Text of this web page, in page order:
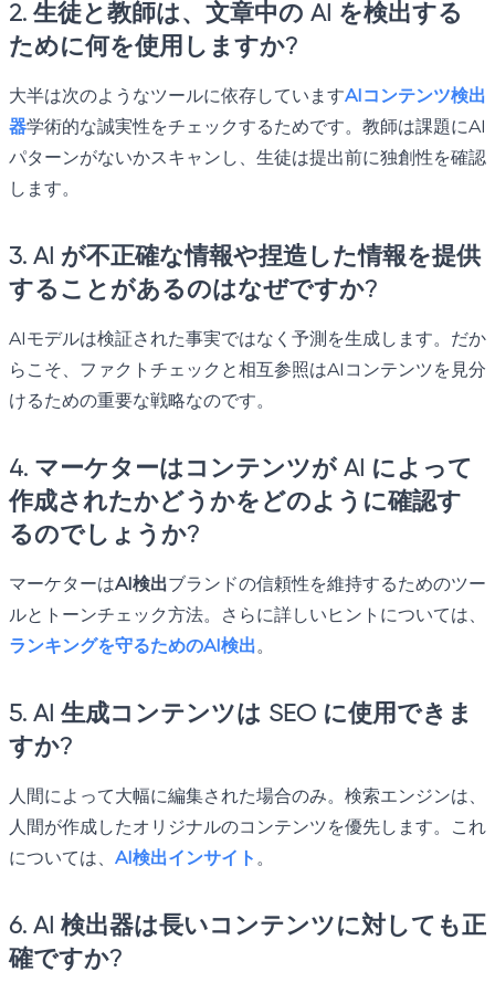
2. 生徒と教師は、文章中の AI を検出する
ために何を使用しますか?
大半は次のようなツールに依存していますAIコンテンツ検出
器学術的な誠実性をチェックするためです。教師は課題にAI
パターンがないかスキャンし、生徒は提出前に独創性を確認
します。
3. AI が不正確な情報や捏造した情報を提供
することがあるのはなぜですか?
AIモデルは検証された事実ではなく予測を生成します。だか
らこそ、ファクトチェックと相互参照はAIコンテンツを見分
けるための重要な戦略なのです。
4. マーケターはコンテンツが AI によって
作成されたかどうかをどのように確認す
るのでしょうか?
マーケターはAI検出ブランドの信頼性を維持するためのツー
ルとトーンチェック方法。さらに詳しいヒントについては、
ランキングを守るためのAI検出。
5. AI 生成コンテンツは SEO に使用できま
すか?
人間によって大幅に編集された場合のみ。検索エンジンは、
人間が作成したオリジナルのコンテンツを優先します。これ
については、 AI検出インサイト 。
6. AI 検出器は長いコンテンツに対しても正
確ですか?